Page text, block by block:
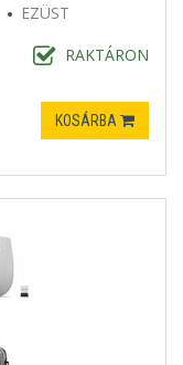
EZÜST
RAKTÁRON
KOSÁRBA